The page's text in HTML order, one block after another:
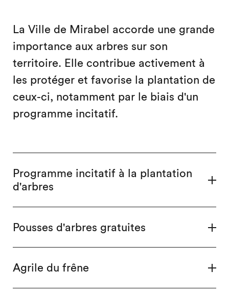
La Ville de Mirabel accorde une grande
importance aux arbres sur son
territoire. Elle contribue activement à
les protéger et favorise la plantation de
ceux-ci, notamment par le biais d'un
programme incitatif.
Programme incitatif à la plantation
d'arbres
Pousses d'arbres gratuites
Agrile du frêne